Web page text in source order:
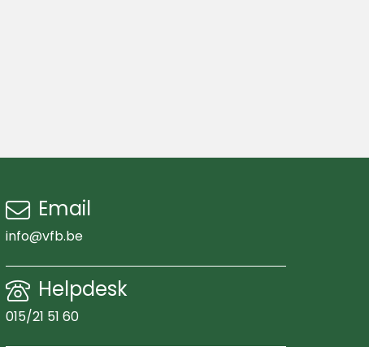
Email
info@vfb.be
Helpdesk
015/21 51 60